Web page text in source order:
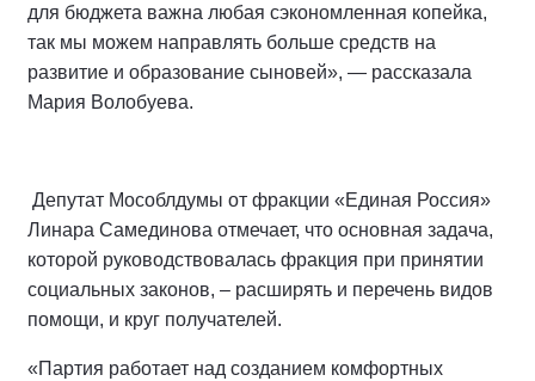
для бюджета важна любая сэкономленная копейка,
так мы можем направлять больше средств на
развитие и образование сыновей», — рассказала
Мария Волобуева.
Депутат Мособлдумы от фракции «Единая Россия»
Линара Самединова отмечает, что основная задача,
которой руководствовалась фракция при принятии
социальных законов, – расширять и перечень видов
помощи, и круг получателей.
«Партия работает над созданием комфортных